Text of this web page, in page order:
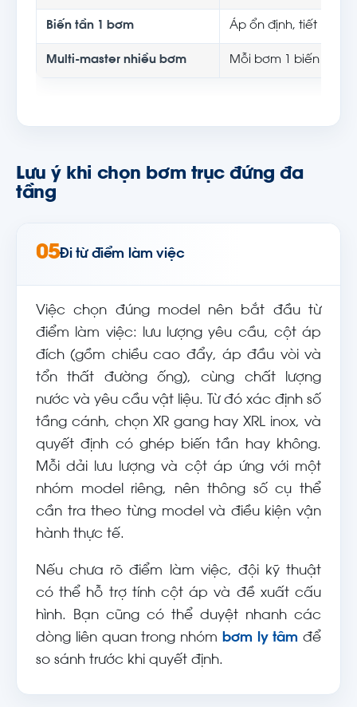
Biến tần 1 bơm Áp ổn định, tiết kiệm
Multi-master nhiều bơm Mỗi bơm 1 biến tần,
Lưu ý khi chọn bơm trục đứng đa
tầng
05Đi từ điểm làm việc
Việc chọn đúng model nên bắt đầu từ
điểm làm việc: lưu lượng yêu cầu, cột áp
đích (gồm chiều cao đẩy, áp đầu vòi và
tổn thất đường ống), cùng chất lượng
nước và yêu cầu vật liệu. Từ đó xác định số
tầng cánh, chọn XR gang hay XRL inox, và
quyết định có ghép biến tần hay không.
Mỗi dải lưu lượng và cột áp ứng với một
nhóm model riêng, nên thông số cụ thể
cần tra theo từng model và điều kiện vận
hành thực tế.
Nếu chưa rõ điểm làm việc, đội kỹ thuật
có thể hỗ trợ tính cột áp và đề xuất cấu
hình. Bạn cũng có thể duyệt nhanh các
dòng liên quan trong nhóm bơm ly tâm để
so sánh trước khi quyết định.